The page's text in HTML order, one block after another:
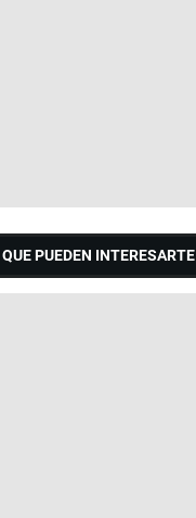
PUEDEN INTERESARTE